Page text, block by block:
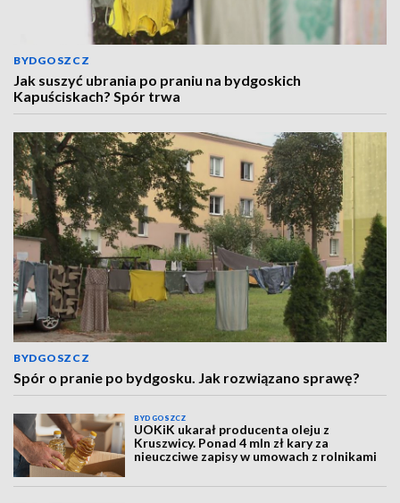
BYDGOSZCZ
Jak suszyć ubrania po praniu na bydgoskich
Kapuściskach? Spór trwa
BYDGOSZCZ
Spór o pranie po bydgosku. Jak rozwiązano sprawę?
BYDGOSZCZ
UOKiK ukarał producenta oleju z
Kruszwicy. Ponad 4 mln zł kary za
nieuczciwe zapisy w umowach z rolnikami